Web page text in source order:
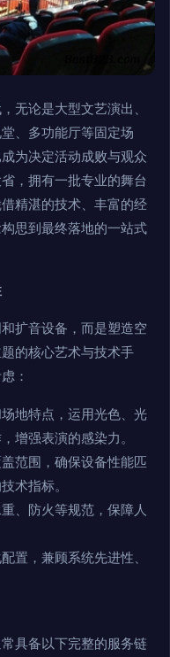
无论是大型文艺演出、
、多功能厅等固定场
为决定活动成败与观众
，拥有一批专业的舞台
精湛的技术、丰富的经
思到最终落地的一站式
扩音设备，而是塑造空
的核心艺术与技术手
：
地特点，运用光色、光
增强表演的感染力。
范围，确保设备性能匹
术指标。
、防火等规范，保障人
置，兼顾系统先进性、
具备以下完整的服务链